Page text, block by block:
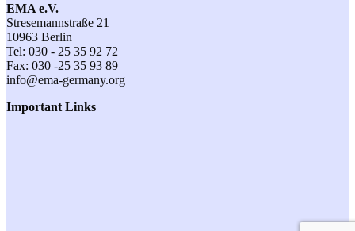
EMA e.V.
Stresemannstraße 21
10963 Berlin
Tel: 030 - 25 35 92 72
Fax: 030 -25 35 93 89
info@ema-germany.org
Important Links